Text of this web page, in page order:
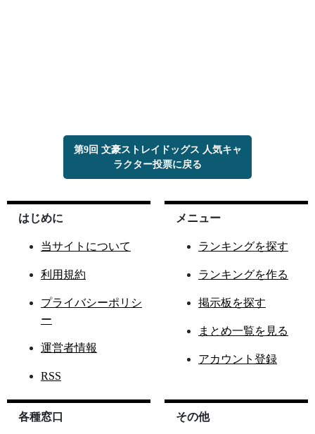
第9回 文豪ストレイドッグス 人気キャ
ラクター投票に戻る
はじめに
当サイトについて
利用規約
プライバシーポリシ
ー
運営者情報
RSS
メニュー
ランキングを探す
ランキングを作る
掲示板を探す
まとめ一覧を見る
アカウント登録
各種窓口 その他